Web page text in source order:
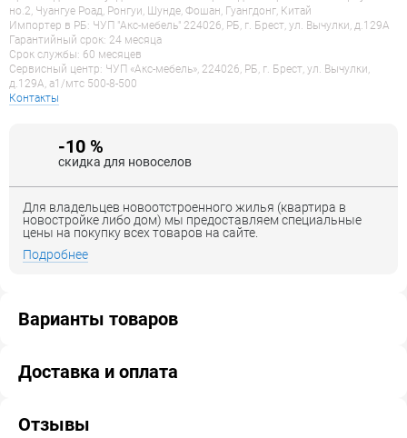
но.2, Чуангуе Роад, Ронгуи, Шунде, Фошан, Гуангдонг, Китай
Импортер в РБ: ЧУП "Акс-мебель" 224026, РБ, г. Брест, ул. Вычулки, д.129А
Гарантийный срок: 24 месяца
Срок службы: 60 месяцев
Сервисный центр: ЧУП «Акс-мебель», 224026, РБ, г. Брест, ул. Вычулки,
д.129А, a1/мтс 500-8-500
Контакты
-10 %
скидка для новоселов
Для владельцев новоотстроенного жилья (квартира в
новостройке либо дом) мы предоставляем специальные
цены на покупку всех товаров на сайте.
Подробнее
Варианты товаров
Доставка и оплата
Отзывы